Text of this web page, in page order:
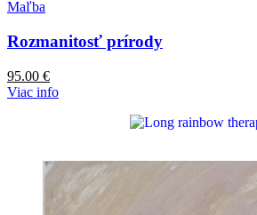
Maľba
Rozmanitosť prírody
95.00 €
Viac info